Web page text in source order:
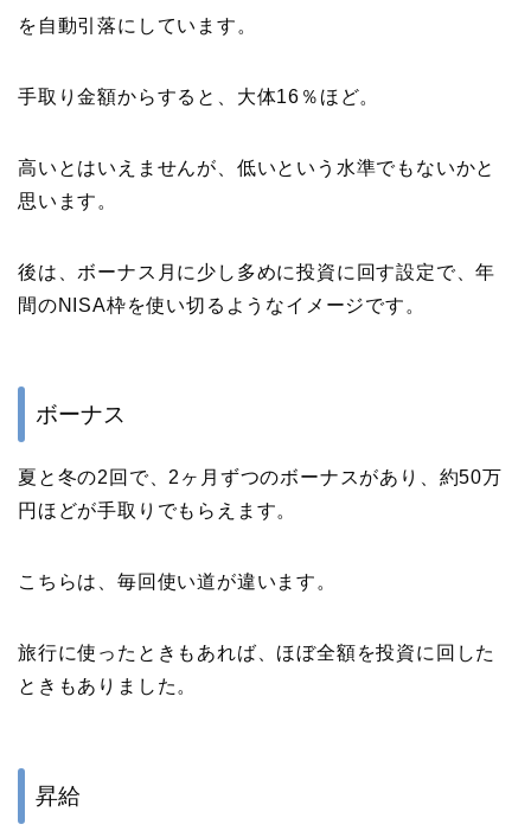
を自動引落にしています。
手取り金額からすると、大体16％ほど。
高いとはいえませんが、低いという水準でもないかと
思います。
後は、ボーナス月に少し多めに投資に回す設定で、年
間のNISA枠を使い切るようなイメージです。
ボーナス
夏と冬の2回で、2ヶ月ずつのボーナスがあり、約50万
円ほどが手取りでもらえます。
こちらは、毎回使い道が違います。
旅行に使ったときもあれば、ほぼ全額を投資に回した
ときもありました。
昇給